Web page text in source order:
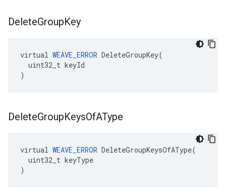
DeleteGroupKey
virtual WEAVE_ERROR DeleteGroupKey(
  uint32_t keyId
)
DeleteGroupKeysOfAType
virtual WEAVE_ERROR DeleteGroupKeysOfAType(
  uint32_t keyType
)